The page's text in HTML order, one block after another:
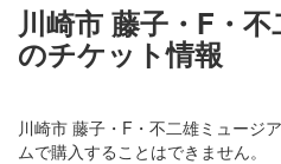
川崎市 藤子・F・
のチケット情報
川崎市 藤子・F・不二雄ミュージ
ムで購入することはできません。